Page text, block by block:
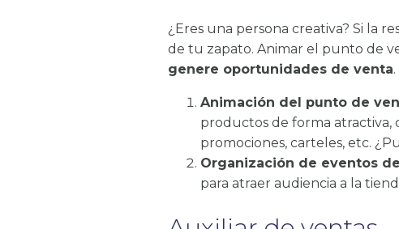
¿Eres una persona creativa? Si la
de tu zapato. Animar el punto de
genere oportunidades de venta
Animación del punto de
productos de forma atractiva,
promociones, carteles, etc.
Organización de eventos
para atraer audiencia a la